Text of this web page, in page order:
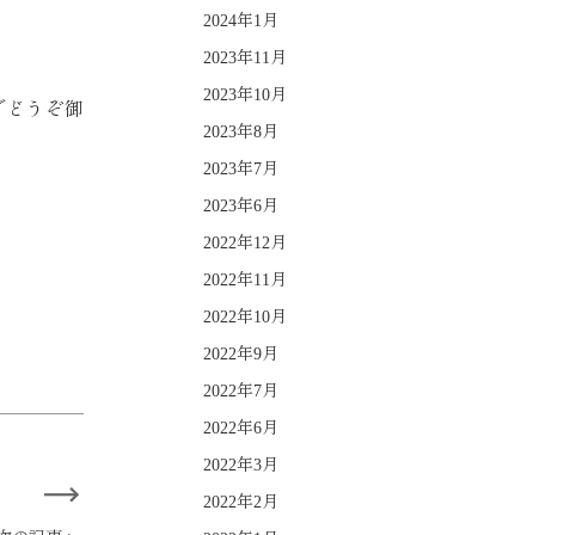
うぞ御
2024年1月
2023年11月
2023年10月
2023年8月
2023年7月
2023年6月
2022年12月
2022年11月
2022年10月
2022年9月
2022年7月
2022年6月
2022年3月
2022年2月